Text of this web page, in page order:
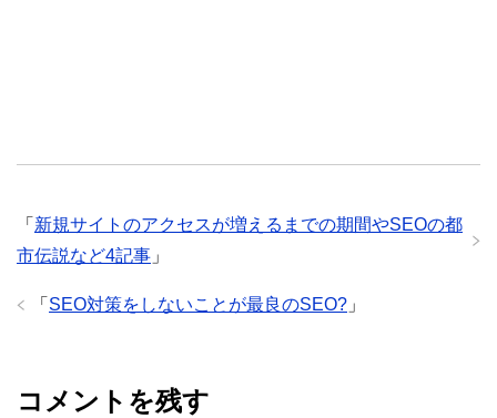
「 新規サイトのアクセスが増えるまでの期間やSEOの都
市伝説など4記事 」
「 SEO対策をしないことが最良のSEO? 」
コメントを残す